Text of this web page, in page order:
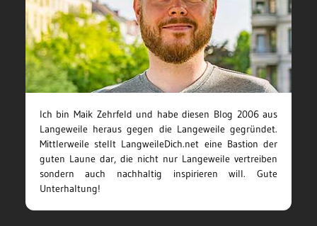
Ich bin Maik Zehrfeld und habe diesen Blog 2006 aus
Langeweile heraus gegen die Langeweile gegründet.
Mittlerweile stellt LangweileDich.net eine Bastion der
guten Laune dar, die nicht nur Langeweile vertreiben
sondern auch nachhaltig inspirieren will. Gute
Unterhaltung!